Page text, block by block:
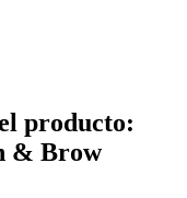
producto:
& Brow